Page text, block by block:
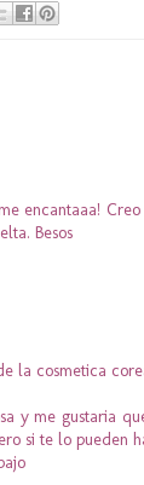
encantaaa!
Besos
la cosmetica
y me gustaria
si te lo